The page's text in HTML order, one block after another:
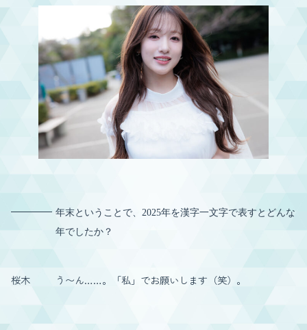
年末ということで、2025年を漢字一文字で表すとどんな
年でしたか？
桜木 う〜ん……。「私」でお願いします（笑）。